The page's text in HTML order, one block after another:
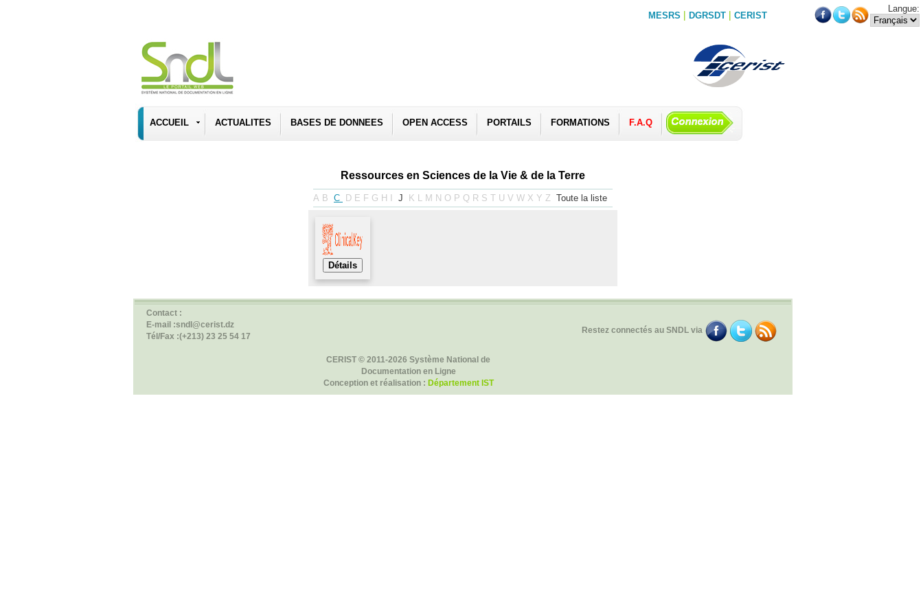
MESRS | DGRSDT | CERIST
Langue:
ACCUEIL ACTUALITES BASES DE DONNEES OPEN ACCESS PORTAILS FORMATIONS F.A.Q
Ressources en Sciences de la Vie & de la Terre
A B C D E F G H J K L M N O P Q R S T U V W X Y Z Toute la liste
Détails
Contact :
E-mail :sndl@cerist.dz
Tél/Fax :(+213) 23 25 54 17
Restez connectés au SNDL via
CERIST © 2011-2026 Système National de
Documentation en Ligne
Conception et réalisation : Département IST